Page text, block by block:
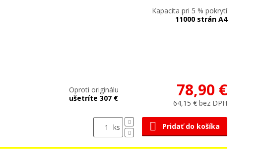
Kapacita pri 5 % pokrytí
11000 strán A4
Oproti originálu
ušetríte 307 €
78,90 €
64,15 € bez DPH
ks Pridať do košíka